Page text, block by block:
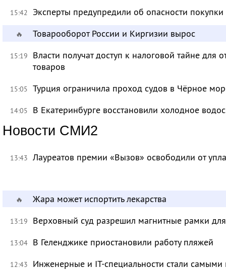
15:42 Эксперты предупредили об опасности
🔥 Товарооборот России и Киргизии вырос
15:19
Власти получат доступ к налоговой тайне для
товаров
15:05 Турция ограничила проход судов в Чёрное
14:05 В Екатеринбурге восстановили холодное
Новости СМИ2
13:43 Лауреатов премии «Вызов» освободили от
🔥 Жара может испортить лекарства
13:19 Верховный суд разрешил магнитные рамки
13:04 В Геленджике приостановили работу пляжей
12:43 Инженерные и IT-специальности стали